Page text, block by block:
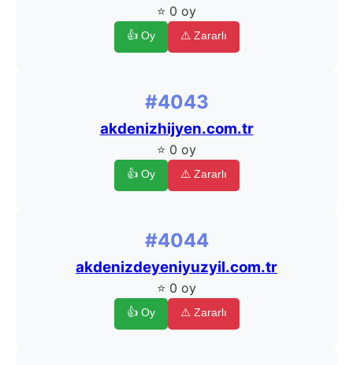
⭐ 0 oy
👍 Oy ⚠️ Zararlı
#4043
akdenizhijyen.com.tr
⭐ 0 oy
👍 Oy ⚠️ Zararlı
#4044
akdenizdeyeniyuzyil.com.tr
⭐ 0 oy
👍 Oy ⚠️ Zararlı